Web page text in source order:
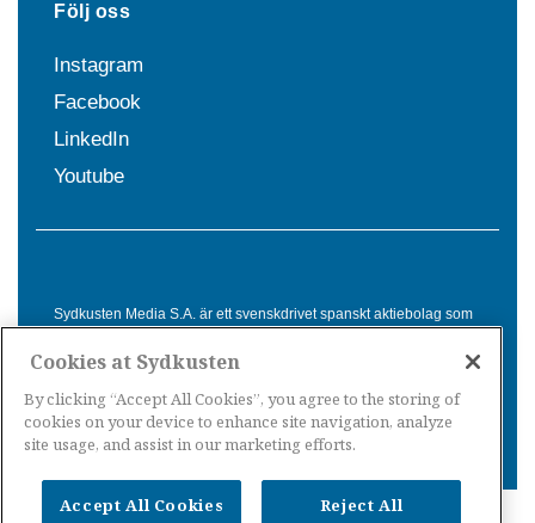
Följ oss
Instagram
Facebook
LinkedIn
Youtube
Sydkusten Media S.A. är ett svenskdrivet spanskt aktiebolag som
Spanien. Genom nyhetsbevakning av hela Spanien, med bas på
informationsförmedling för svenskar i Spanien.
Cookies at Sydkusten
By clicking “Accept All Cookies”, you agree to the storing of
cookies on your device to enhance site navigation, analyze
site usage, and assist in our marketing efforts.
Accept All Cookies Reject All